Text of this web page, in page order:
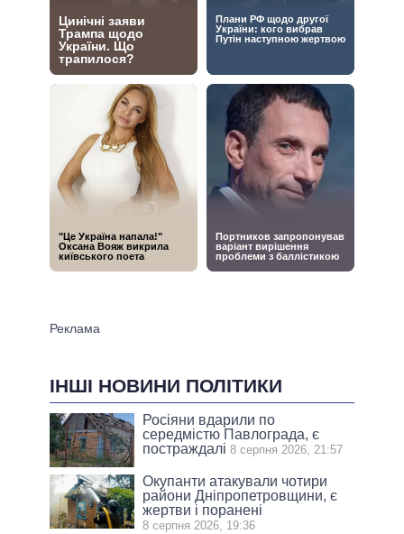
ІНШІ НОВИНИ ПОЛІТИКИ
Росіяни вдарили по
середмістю Павлограда, є
постраждалі 8 серпня 2026, 21:57
Окупанти атакували чотири
райони Дніпропетровщини, є
жертви і поранені
8 серпня 2026, 19:36